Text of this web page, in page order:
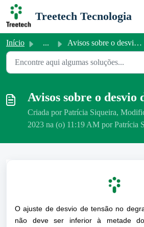
Ir para o conteúdo principal
Treetech Tecnologia
Início ... Avisos sobre o desvio de tensão
Avisos sobre o desvio
Criada por Patrícia Siqueira,
2023 na (o) 11:19 AM por Patrícia
O ajuste de desvio de tensão no
não deve ser inferior à metade